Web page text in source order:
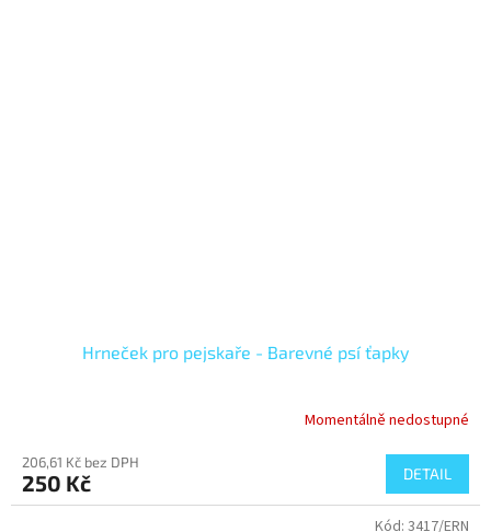
Hrneček pro pejskaře - Barevné psí ťapky
Momentálně nedostupné
206,61 Kč bez DPH
250 Kč DETAIL
Kód: 3417/ERN